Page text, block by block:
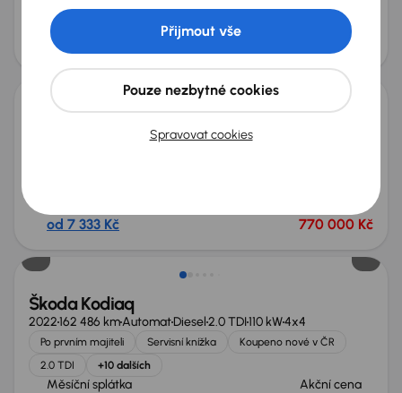
+9 dalších
Měsíční splátka
od 5 050 Kč
Akční cena
540 000 Kč
Nově v nabídce
AutomatDiesel + Hybridní
od 7 333 Kč 770 000 Kč
Nově v nabídce
Škoda Kodiaq
2022162 486 kmAutomatDiesel2.0 TDI110 kW4x4
Po prvním majiteli Servisní knížka
Koupeno nové v ČR
2.0 TDI
+10 dalších
Měsíční splátka Akční cena
Spravovat cookies
Pouze nezbytné cookies
Přijmout vše